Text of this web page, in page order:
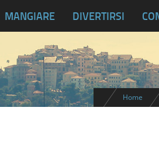
MANGIARE DIVERTIRSI
Home